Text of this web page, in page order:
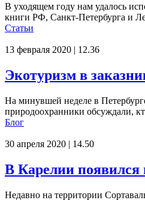
В уходящем году нам удалось
книги РФ, Санкт-Петербурга и
Статьи
13 февраля 2020 | 12.36
Экотуризм в
На минувшей неделе в
природоохранники обсуждали,
Блог
30 апреля 2020 | 14.50
В Карелии
Недавно на территории